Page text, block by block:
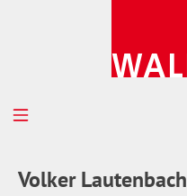
Volker Lautenbach